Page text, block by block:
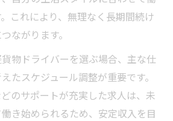
これにより、無理なく長期間続け
ながります。
物ドライバーを選ぶ場合、主な仕
たスケジュール調整が重要です。
のサポートが充実した求人は、未
き始められるため、安定収入を目